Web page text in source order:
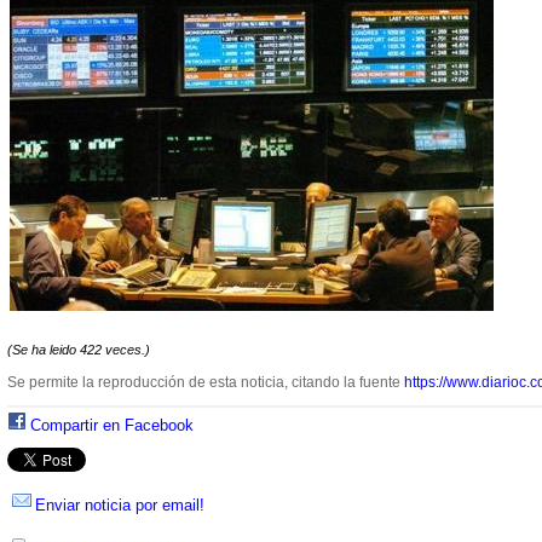
(Se ha leido 422 veces.)
Se permite la reproducción de esta noticia, citando la fuente https://
Compartir en Facebook
Enviar noticia por email!